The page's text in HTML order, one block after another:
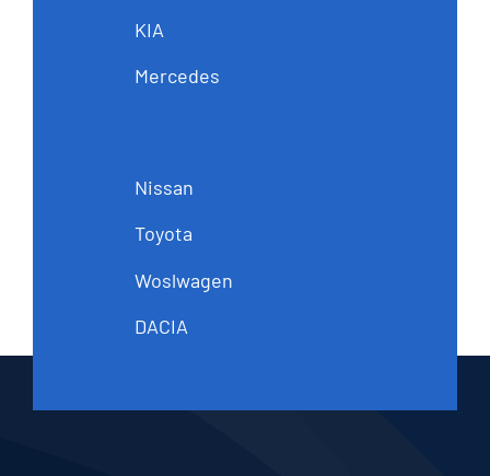
KIA
Mercedes
Nissan
Toyota
Woslwagen
DACIA